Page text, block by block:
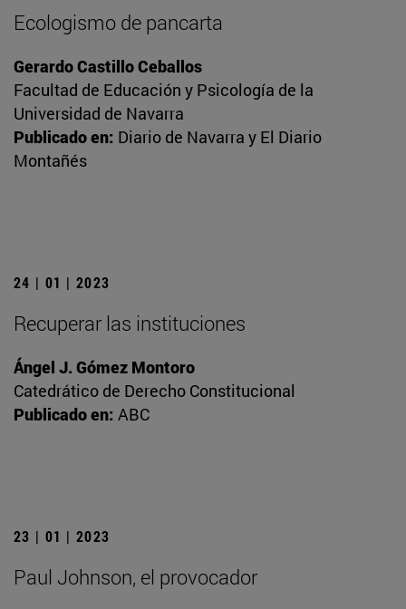
Ecologismo de pancarta
Gerardo Castillo Ceballos
Facultad de Educación y Psicología de la
Universidad de Navarra
Publicado en: Diario de Navarra y El Diario
Montañés
24 | 01 | 2023
Recuperar las instituciones
Ángel J. Gómez Montoro
Catedrático de Derecho Constitucional
Publicado en: ABC
23 | 01 | 2023
Paul Johnson, el provocador